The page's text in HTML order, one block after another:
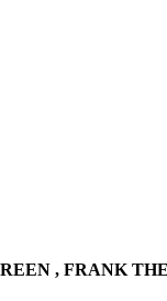
, FRANK